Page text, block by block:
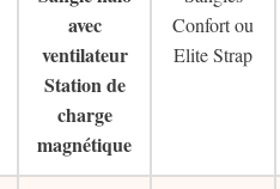
avec
ventilateur
Station de
charge
magnétique
Confort ou
Elite Strap